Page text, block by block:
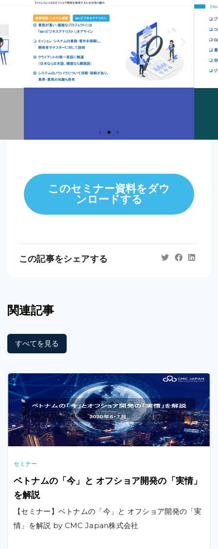
このセミナー資料をダウ
ンロードする
この記事をシェアする
関連記事
すべてを見る
セミナー
ベトナムの「今」と オフショア開発の「実情」
を解説​
【セミナー】ベトナムの「今」と オフショア開発の「実
情」を解説 by CMC Japan株式会社